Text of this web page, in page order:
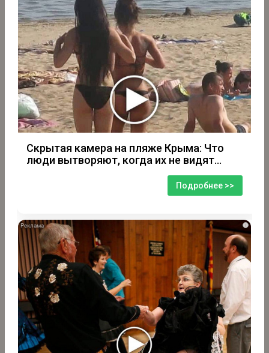
Скрытая камера на пляже Крыма: Что
люди вытворяют, когда их не видят...
Подробнее >>
i